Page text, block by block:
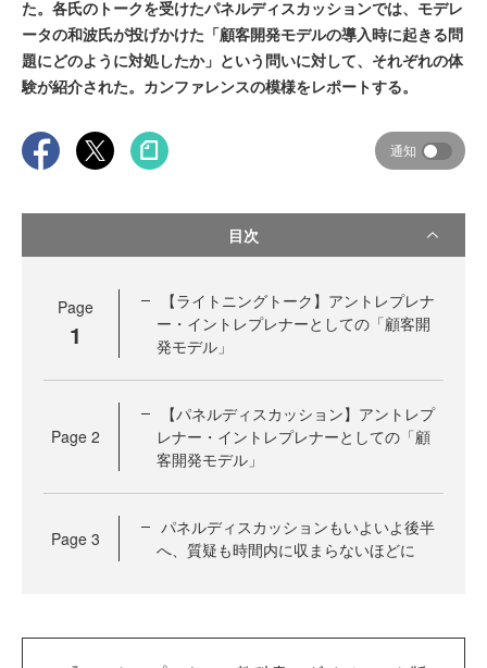
た。各氏のトークを受けたパネルディスカッションでは、モデレ
ータの和波氏が投げかけた「顧客開発モデルの導入時に起きる問
題にどのように対処したか」という問いに対して、それぞれの体
験が紹介された。カンファレンスの模様をレポートする。
通知
目次
Page
1
【ライトニングトーク】アントレプレナ
ー・イントレプレナーとしての「顧客開
発モデル」
Page 2
【パネルディスカッション】アントレプ
レナー・イントレプレナーとしての「顧
客開発モデル」
Page 3
パネルディスカッションもいよいよ後半
へ、質疑も時間内に収まらないほどに